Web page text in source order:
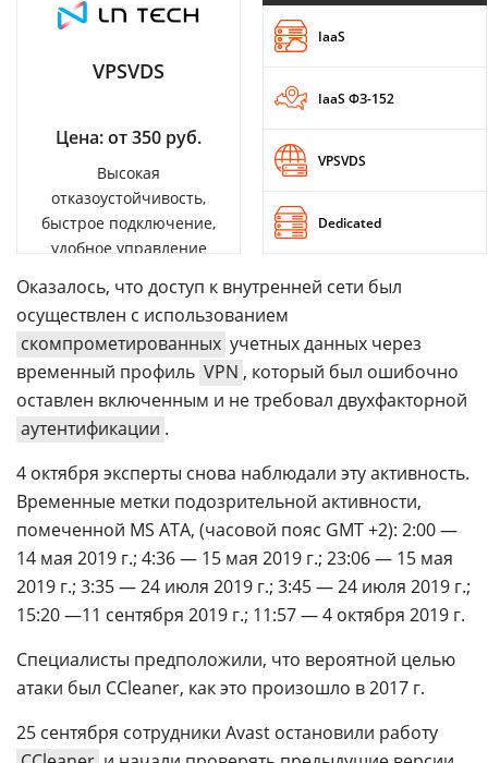
VPSVDS
Цена: от 350 руб.
Высокая
отказоустойчивость,
быстрое подключение,
удобное управление
IaaS
IaaS ФЗ-152
VPSVDS
Dedicated
Оказалось, что доступ к внутренней сети был
осуществлен с использованием
скомпрометированных учетных данных через
временный профиль VPN , который был ошибочно
оставлен включенным и не требовал двухфакторной
аутентификации .
4 октября эксперты снова наблюдали эту активность.
Временные метки подозрительной активности,
помеченной MS ATA, (часовой пояс GMT +2): 2:00 —
14 мая 2019 г.; 4:36 — 15 мая 2019 г.; 23:06 — 15 мая
2019 г.; 3:35 — 24 июля 2019 г.; 3:45 — 24 июля 2019 г.;
15:20 —11 сентября 2019 г.; 11:57 — 4 октября 2019 г.
Специалисты предположили, что вероятной целью
атаки был CCleaner, как это произошло в 2017 г.
25 сентября сотрудники Avast остановили работу